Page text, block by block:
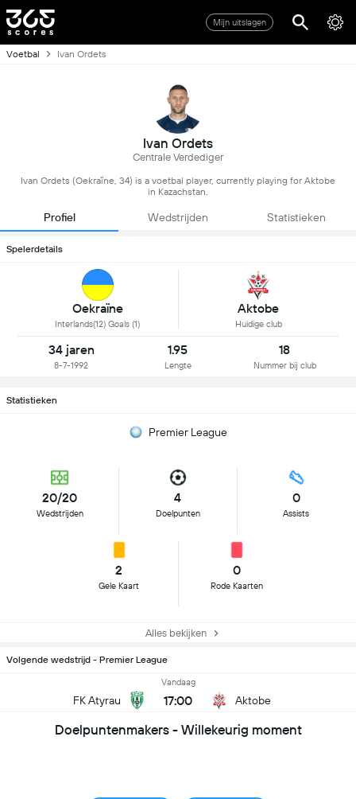
Mijn uitslagen
Voetbal Ivan Ordets
Ivan Ordets
Centrale Verdediger
Ivan Ordets (Oekraïne, 34) is a voetbal player, currently playing for Aktobe
in Kazachstan.
Profiel Wedstrijden Statistieken
Spelerdetails
Oekraïne
Interlands(12) Goals (1)
Aktobe
Huidige club
34 jaren
8-7-1992
1.95
Lengte
18
Nummer bij club
Statistieken
Premier League
20/20
Wedstrijden
4
Doelpunten
0
Assists
2
Gele Kaart
0
Rode Kaarten
Alles bekijken
Volgende wedstrijd - Premier League
FK Atyrau
Vandaag
17:00 Aktobe
Doelpuntenmakers - Willekeurig moment